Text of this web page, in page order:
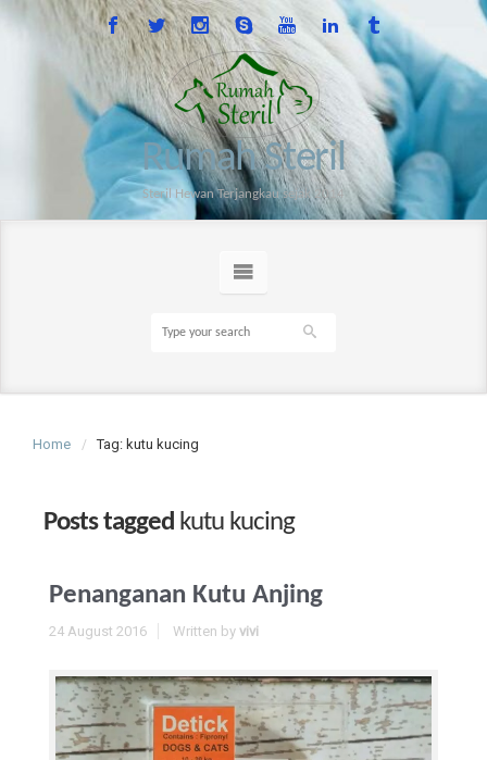
Rumah Steril
Steril Hewan Terjangkau sejak 2014
Home Tag: kutu kucing
Posts tagged kutu kucing
Penanganan Kutu Anjing
24 August 2016 Written by vivi